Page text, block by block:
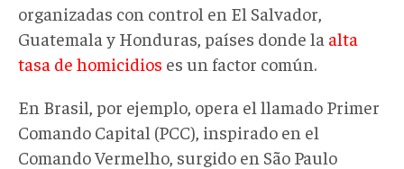
organizadas con control en El Salvador,
Guatemala y Honduras, países donde la alta
tasa de homicidios es un factor común.
En Brasil, por ejemplo, opera el llamado Primer
Comando Capital (PCC), inspirado en el
Comando Vermelho, surgido en São Paulo